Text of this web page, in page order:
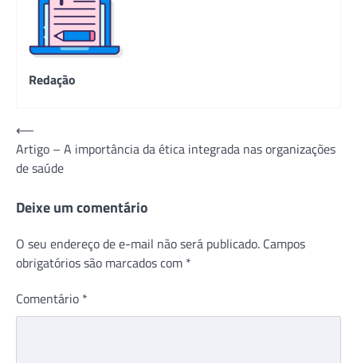
Redação
Navegação
de
Post
⟵
Artigo – A importância da ética integrada nas organizações
de saúde
Deixe um comentário
O seu endereço de e-mail não será publicado. Campos
obrigatórios são marcados com *
Comentário *